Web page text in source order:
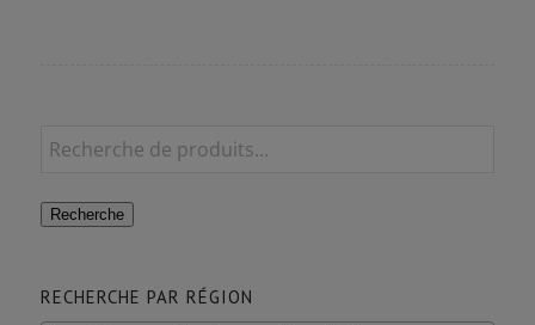
Recherche
RECHERCHE PAR RÉGION